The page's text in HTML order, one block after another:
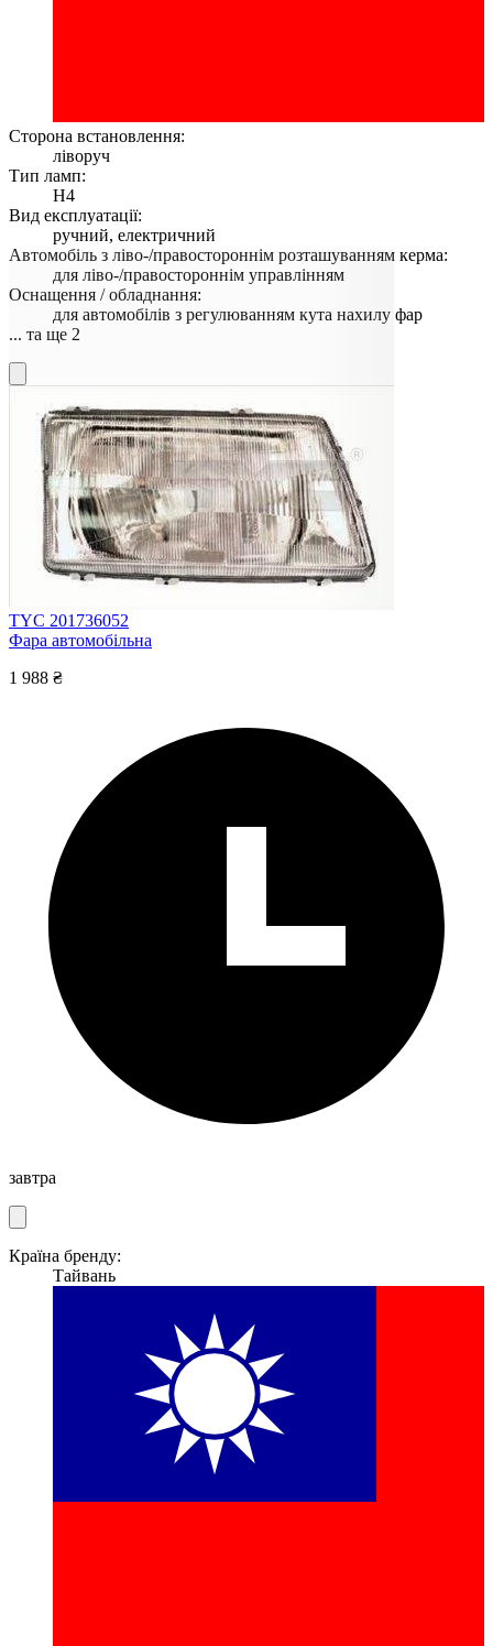
Сторона встановлення:
ліворуч
Тип ламп:
H4
Вид експлуатації:
ручний, електричний
Автомобіль з ліво-/правостороннім розташуванням керма:
для ліво-/правостороннім управлінням
Оснащення / обладнання:
для автомобілів з регулюванням кута нахилу фар
... та ще 2
TYC 201736052
Фара автомобільна
1 988 ₴
завтра
Країна бренду:
Тайвань